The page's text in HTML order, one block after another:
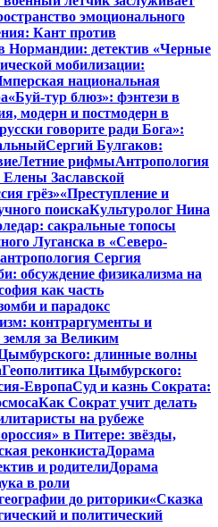
эмоционального
Кант против
Нормандии: детектив «Черные
мобилизации:
национальная
«Буй-тур блюз»: фэнтези в
модерн и постмодерн в
говорите ради Бога»:
Сергий Булгаков:
Летние рифмыАнтропология
Елены Заславской
грёз»«Преступление и
поискаКультуролог Нина
сакральные топосы
Луганска в «Северо-
Сергия
обсуждение физикализма на
как часть
и парадокс
контраргументы и
за Великим
длинные волны
Геополитика Цымбурского:
ЕвропаСуд и казнь Сократа:
Как Сократ учит делать
на рубеже
в Питере: звёзды,
реконкистаДорама
и родителиДорама
в роли
до риторики«Сказка
и политический